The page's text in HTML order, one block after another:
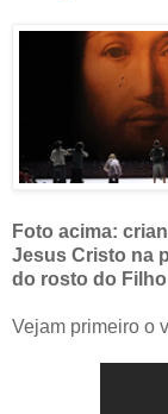
Foto acima:
Jesus Cristo na
do rosto do
Vejam primeiro o